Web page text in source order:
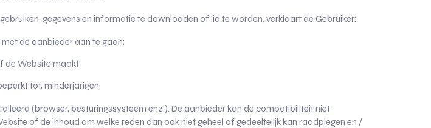
gegevens en informatie te downloaden of lid te worden, verklaart de Gebruiker:
de aanbieder aan te gaan;
de Website maakt;
tot, minderjarigen.
(browser, besturingssysteem enz.). De aanbieder kan de compatibiliteit niet
of de inhoud om welke reden dan ook niet geheel of gedeeltelijk kan raadplegen en /